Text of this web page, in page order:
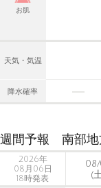
お肌
天気・気温
降水確率
週間予報 南部地
2026年
08月06日
18時発表
(